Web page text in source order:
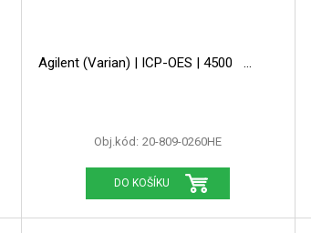
Agilent (Varian) | ICP-OES | 4500
Obj.kód: 20-809-0260HE
DO KOŠÍKU